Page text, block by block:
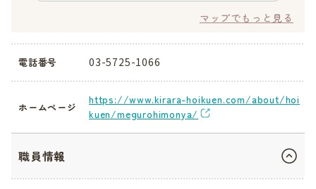
マップでもっと見る
電話番号 03-5725-1066
ホームページ
https://www.kirara-hoikuen.com/about/hoi
kuen/megurohimonya/
職員情報